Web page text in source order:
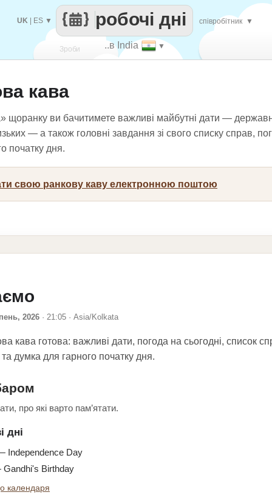
Зроби ..в India ▼
робочі дні
UK ES ▼ співробітник ▼
кава
щоранку ви бачитимете важливі майбутні дати —
— а також головні завдання зі свого списку справ,
початку дня.
свою ранкову каву електронною поштою
2026 · 21:05 · Asia/Kolkata
кава готова: важливі дати, погода на сьогодні, список
думка для гарного початку дня.
про які варто пам’ятати.
дні
Independence Day
Birthday
календаря